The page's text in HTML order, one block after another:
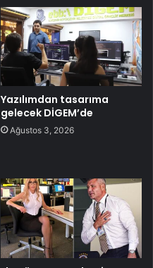
Yazılımdan tasarıma
gelecek DİGEM’de
Ağustos 3, 2026